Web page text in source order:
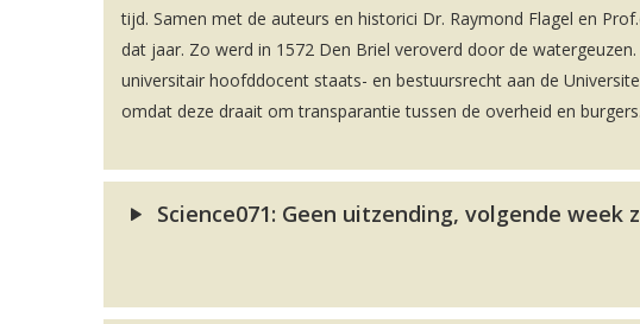
tijd. Samen met de auteurs en historici Dr. Raymond Flagel en
dat jaar. Zo werd in 1572 Den Briel veroverd door de
universitair hoofddocent staats- en bestuursrecht aan de
omdat deze draait om transparantie tussen de overheid en
Science071: Geen uitzending, volgende week